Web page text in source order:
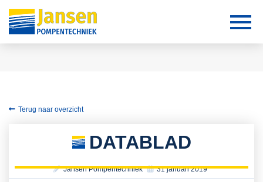
Terug naar overzicht
DATABLAD
Jansen Pompentechniek 31 januari 2019